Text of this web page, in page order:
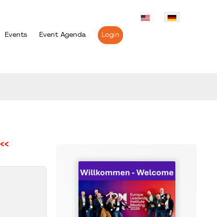
Events Event Agenda Login